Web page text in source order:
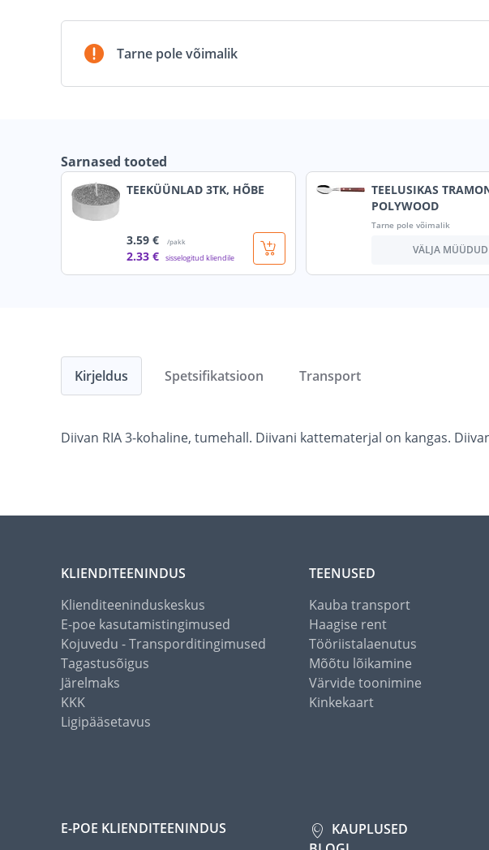
Tarne pole võimalik
Sarnased tooted
TEEKÜÜNLAD 3TK, HÕBE
3.59 € /pakk
2.33 € sisselogitud kliendile
TEELUSIKAS
POLYWOOD
Tarne pole võimalik
VÄLJA MÜÜDUD
Kirjeldus
Diivan RIA 3-kohaline, tumehall. Diivani kattematerjal on kangas.
Spetsifikatsioon Transport
KLIENDITEENINDUS
Klienditeeninduskeskus
E-poe kasutamistingimused
Kojuvedu - Transporditingimused
Tagastusõigus
Järelmaks
KKK
Ligipääsetavus
TEENUSED
Kauba transport
Haagise rent
Tööriistalaenutus
Mõõtu lõikamine
Värvide toonimine
Kinkekaart
E-POE KLIENDITEENINDUS
KAUPLUSED